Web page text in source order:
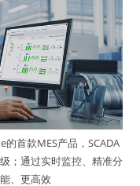
首款MES产品，SCADA
；通过实时监控、精准分
、更高效